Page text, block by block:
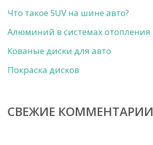
Что такое SUV на шине авто?
Алюминий в системах отопления
Кованые диски для авто
Покраска дисков
СВЕЖИЕ КОММЕНТАРИИ